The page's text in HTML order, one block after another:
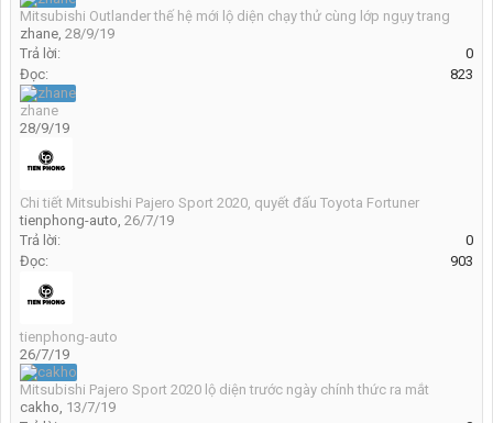
Mitsubishi Outlander thế hệ mới lộ diện chạy thử cùng lớp ngụy trang
zhane, 28/9/19
Trả lời:
0
Đọc:
823
zhane
28/9/19
Chi tiết Mitsubishi Pajero Sport 2020, quyết đấu Toyota Fortuner
tienphong-auto, 26/7/19
Trả lời:
0
Đọc:
903
tienphong-auto
26/7/19
Mitsubishi Pajero Sport 2020 lộ diện trước ngày chính thức ra mắt
cakho, 13/7/19